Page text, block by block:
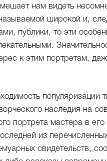
нам видеть
широкой и,
публики, то эти
к этим портретам,
наследия на
портрета мастера в
из
свидетельств,